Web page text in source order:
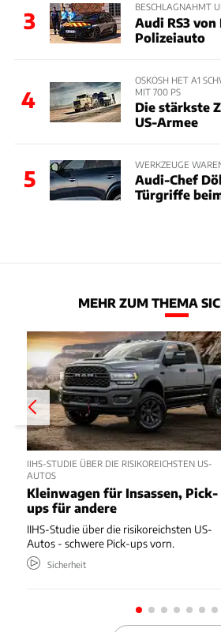
3
BESCHLAGNAHMT
Audi RS3
Polizeiauto
4
OSKOSH HET A1
MIT 700 PS
Die stärkste
US-Armee
5
WERKZEUGE
Audi-Chef
Türgriffe
MEHR ZUM THEMA
IIHS-STUDIE ÜBER DIE RISIKOREICHSTEN US-
AUTOS
Kleinwagen für Insassen, Pick-
ups für andere
IIHS-Studie über die risikoreichsten US-
Autos - schwere Pick-ups vorn.
Sicherheit